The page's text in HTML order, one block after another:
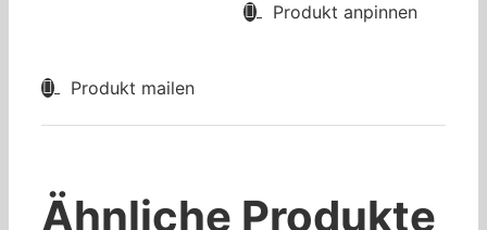
Produkt anpinnen
Produkt mailen
Ähnliche Produkte